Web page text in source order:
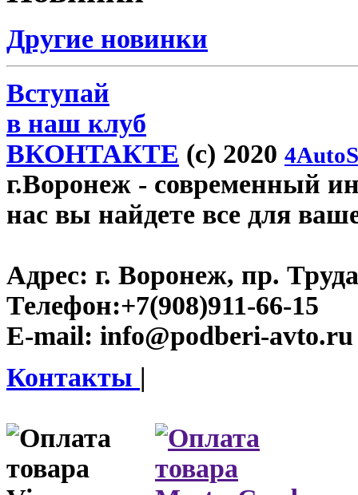
Другие новинки
Вступай
в наш клуб
ВКОНТАКТЕ (c) 2020
г.Воронеж - современный
нас вы найдете все для
Адрес: г. Воронеж, пр.
Телефон:+7(908)911-66-15
E-mail: info@podberi-avto.ru
Контакты |